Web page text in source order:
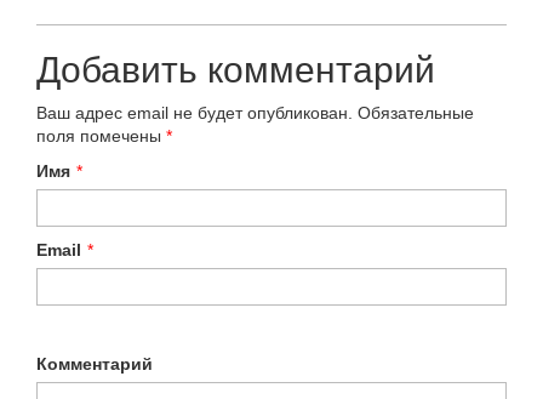
Добавить комментарий
Ваш адрес email не будет опубликован. Обязательные
поля помечены *
Имя *
Email *
Комментарий